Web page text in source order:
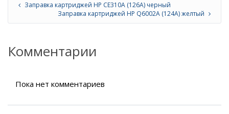
Заправка картриджей HP CE310A (126A) черный
Заправка картриджей HP Q6002A (124A) желтый
Комментарии
Пока нет комментариев